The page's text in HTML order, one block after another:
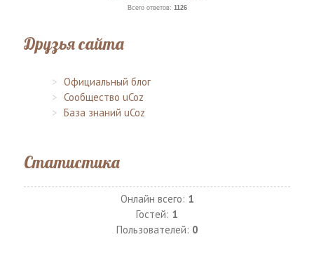
Всего ответов: 1126
Друзья сайта
Официальный блог
Сообщество uCoz
База знаний uCoz
Статистика
Онлайн всего: 1
Гостей: 1
Пользователей: 0